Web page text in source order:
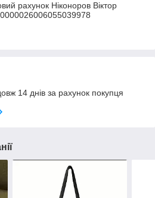
рахунок Ніконоров Віктор
14 днів за рахунок покупця